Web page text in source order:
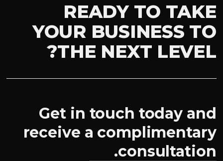
READY TO TAKE
YOUR BUSINESS TO
THE NEXT LEVEL?
Get in touch today and
receive a complimentary
consultation.